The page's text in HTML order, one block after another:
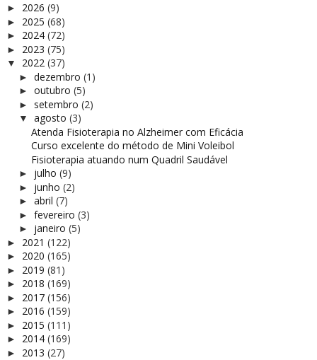
► 2026 (9)
► 2025 (68)
► 2024 (72)
► 2023 (75)
▼ 2022 (37)
► dezembro (1)
► outubro (5)
► setembro (2)
▼ agosto (3)
Atenda Fisioterapia no Alzheimer com Eficácia
Curso excelente do método de Mini Voleibol
Fisioterapia atuando num Quadril Saudável
► julho (9)
► junho (2)
► abril (7)
► fevereiro (3)
► janeiro (5)
► 2021 (122)
► 2020 (165)
► 2019 (81)
► 2018 (169)
► 2017 (156)
► 2016 (159)
► 2015 (111)
► 2014 (169)
► 2013 (27)